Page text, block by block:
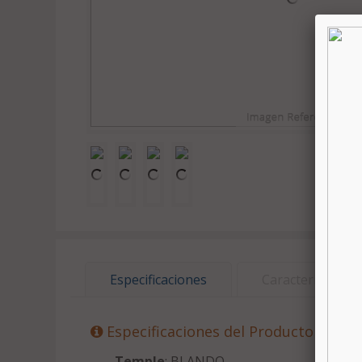
Especificaciones
Especificaciones del Producto